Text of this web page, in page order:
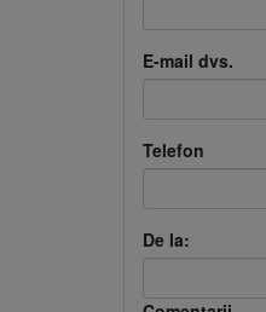
E-mail dvs.
Telefon
De la: